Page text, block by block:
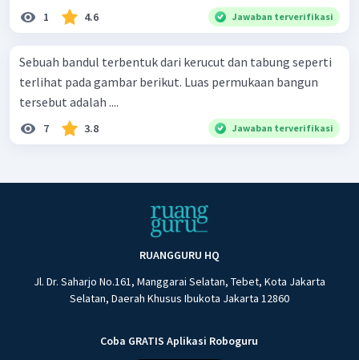
1 4.6 Jawaban terverifikasi
Sebuah bandul terbentuk dari kerucut dan tabung seperti
terlihat pada gambar berikut. Luas permukaan bangun
tersebut adalah ....
7 3.8 Jawaban terverifikasi
RUANGGURU HQ
Jl. Dr. Saharjo No.161, Manggarai Selatan, Tebet, Kota Jakarta
Selatan, Daerah Khusus Ibukota Jakarta 12860
Coba GRATIS Aplikasi Roboguru